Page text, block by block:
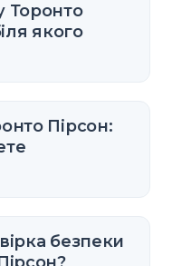
Торонто
якого
Пірсон:
безпеки